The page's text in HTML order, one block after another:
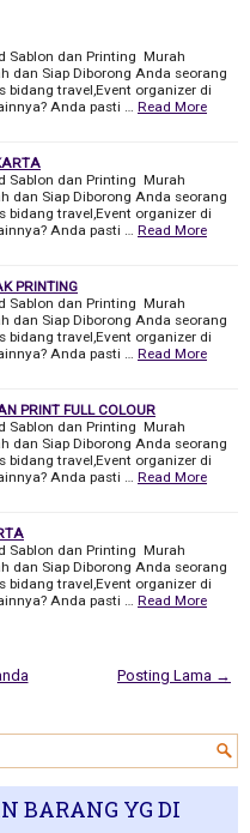
Sablon dan Printing Murah
dan Siap Diborong Anda seorang
bidang travel,Event organizer di
Anda pasti … Read More
Sablon dan Printing Murah
dan Siap Diborong Anda seorang
bidang travel,Event organizer di
Anda pasti … Read More
PRINTING
Sablon dan Printing Murah
dan Siap Diborong Anda seorang
bidang travel,Event organizer di
Anda pasti … Read More
PRINT FULL COLOUR
Sablon dan Printing Murah
dan Siap Diborong Anda seorang
bidang travel,Event organizer di
Anda pasti … Read More
Sablon dan Printing Murah
dan Siap Diborong Anda seorang
bidang travel,Event organizer di
Anda pasti … Read More
Posting Lama →
BARANG YG DI